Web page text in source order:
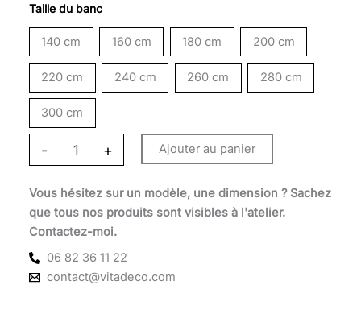
050 €
Taille du banc
140 cm 160 cm 180 cm 200 cm
220 cm 240 cm 260 cm 280 cm
300 cm
- + Ajouter au panier
Vous hésitez sur un modèle, une dimension ? Sachez
que tous nos produits sont visibles à l'atelier.
Contactez-moi.
06 82 36 11 22
contact@vitadeco.com